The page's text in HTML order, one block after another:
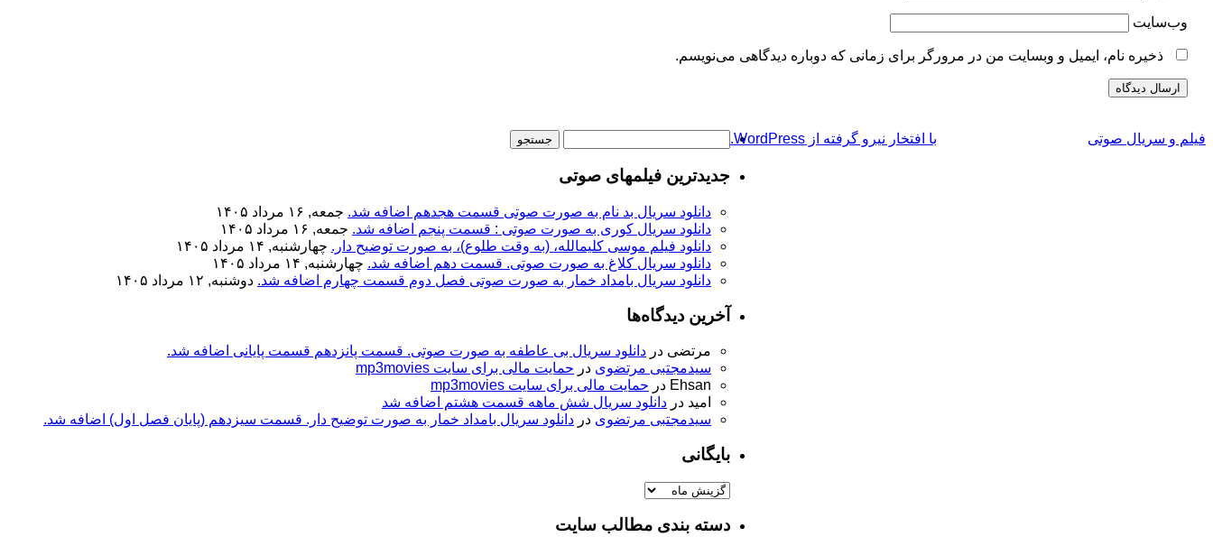
وب‌سایت
ذخیره نام، ایمیل و وبسایت من در مرورگر برای زمانی که دوباره دیدگاهی می‌نویسم.
جدیدترین فیلمهای صوتی
دانلود سریال بد نام به صورت صوتی قسمت هجدهم اضافه شد. جمعه, ۱۶ مرداد ۱۴۰۵
دانلود سریال کوری به صورت صوتی : قسمت پنجم اضافه شد. جمعه, ۱۶ مرداد ۱۴۰۵
دانلود فیلم موسی کلیمالله، (به وقت طلوع)، به صورت توضیح دار. چهارشنبه, ۱۴ مرداد ۱۴۰۵
دانلود سریال کلاغ به صورت صوتی. قسمت دهم اضافه شد. چهارشنبه, ۱۴ مرداد ۱۴۰۵
دانلود سریال بامداد خمار به صورت صوتی فصل دوم قسمت چهارم اضافه شد. دوشنبه, ۱۲ مرداد ۱۴۰۵
آخرین دیدگاه‌ها
مرتضی در دانلود سریال بی عاطفه به صورت صوتی. قسمت پانزدهم قسمت پایانی اضافه شد.
سیدمجتبی مرتضوی در حمایت مالی برای سایت mp3movies
Ehsan در حمایت مالی برای سایت mp3movies
امید در دانلود سریال شش ماهه قسمت هشتم اضافه شد
سیدمجتبی مرتضوی در دانلود سریال بامداد خمار به صورت توضیح دار. قسمت سیزدهم (پایان فصل اول) اضافه شد.
بایگانی
بایگانی
دسته بندی مطالب سایت
فیلم و سریال صوتی با افتخار نیرو گرفته از WordPress.